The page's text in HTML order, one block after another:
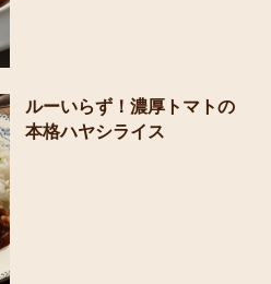
ルーいらず！濃厚トマトの
本格ハヤシライス